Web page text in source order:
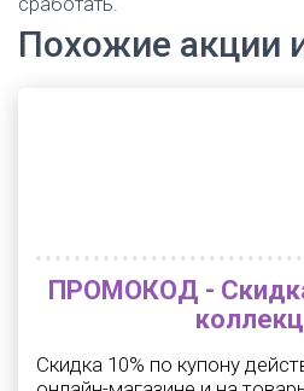
Похожие акции
ПРОМОКОД -
Скидка 10% по купону